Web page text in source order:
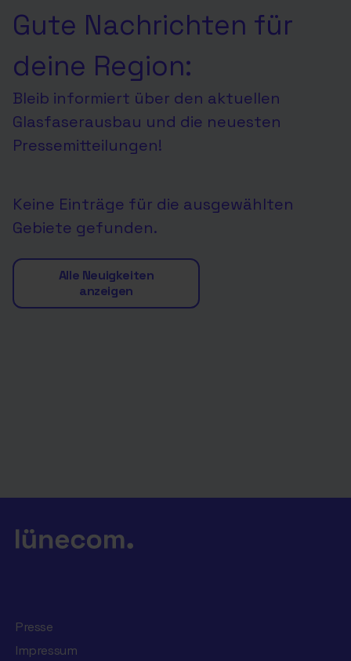
Gute Nachrichten für
deine Region:
Bleib informiert über den aktuellen
Glasfaserausbau und die neuesten
Pressemitteilungen!
Keine Einträge für die ausgewählten
Gebiete gefunden.
Alle Neuigkeiten
anzeigen
Presse
Impressum